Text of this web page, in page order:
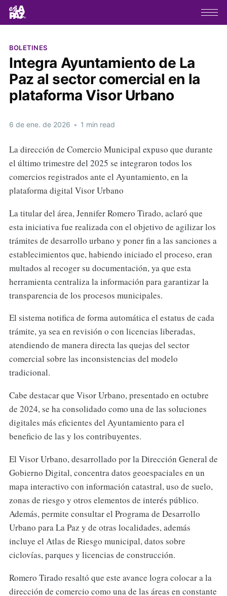
BOLETINES
Integra Ayuntamiento de La
Paz al sector comercial en la
plataforma Visor Urbano
6 de ene. de 2026 • 1 min read
La dirección de Comercio Municipal expuso que durante
el último trimestre del 2025 se integraron todos los
comercios registrados ante el Ayuntamiento, en la
plataforma digital Visor Urbano
La titular del área, Jennifer Romero Tirado, aclaró que
esta iniciativa fue realizada con el objetivo de agilizar los
trámites de desarrollo urbano y poner fin a las sanciones a
establecimientos que, habiendo iniciado el proceso, eran
multados al recoger su documentación, ya que esta
herramienta centraliza la información para garantizar la
transparencia de los procesos municipales.
El sistema notifica de forma automática el estatus de cada
trámite, ya sea en revisión o con licencias liberadas,
atendiendo de manera directa las quejas del sector
comercial sobre las inconsistencias del modelo
tradicional.
Cabe destacar que Visor Urbano, presentado en octubre
de 2024, se ha consolidado como una de las soluciones
digitales más eficientes del Ayuntamiento para el
beneficio de las y los contribuyentes.
El Visor Urbano, desarrollado por la Dirección General de
Gobierno Digital, concentra datos geoespaciales en un
mapa interactivo con información catastral, uso de suelo,
zonas de riesgo y otros elementos de interés público.
Además, permite consultar el Programa de Desarrollo
Urbano para La Paz y de otras localidades, además
incluye el Atlas de Riesgo municipal, datos sobre
ciclovías, parques y licencias de construcción.
Romero Tirado resaltó que este avance logra colocar a la
dirección de comercio como una de las áreas en constante